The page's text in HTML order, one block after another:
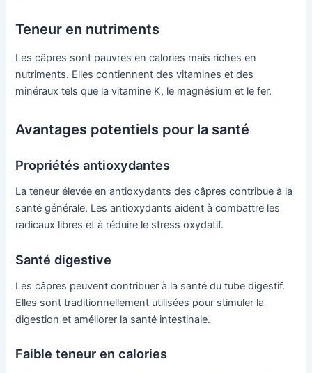
Teneur en nutriments
Les câpres sont pauvres en calories mais riches en
nutriments. Elles contiennent des vitamines et des
minéraux tels que la vitamine K, le magnésium et le fer.
Avantages potentiels pour la santé
Propriétés antioxydantes
La teneur élevée en antioxydants des câpres contribue à la
santé générale. Les antioxydants aident à combattre les
radicaux libres et à réduire le stress oxydatif.
Santé digestive
Les câpres peuvent contribuer à la santé du tube digestif.
Elles sont traditionnellement utilisées pour stimuler la
digestion et améliorer la santé intestinale.
Faible teneur en calories